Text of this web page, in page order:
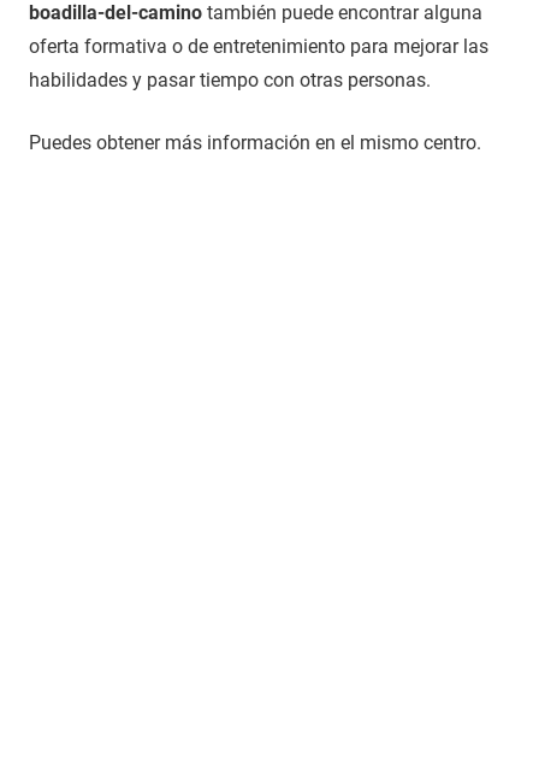
boadilla-del-camino también puede encontrar alguna
oferta formativa o de entretenimiento para mejorar las
habilidades y pasar tiempo con otras personas.
Puedes obtener más información en el mismo centro.